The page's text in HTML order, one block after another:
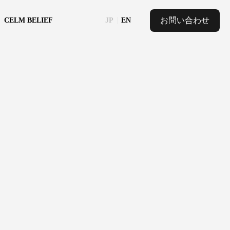
CELM BELIEF JP EN お問い合わせ